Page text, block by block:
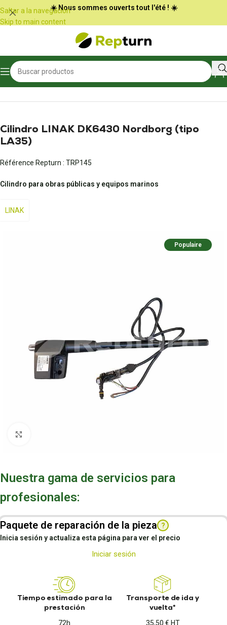
Panel de gestión de cookies
Saltar a la navegación
Skip to main content
☀️ Nous sommes ouverts tout l'été ! ☀️
Inicio/Obras públicas y manipulación Otros equipos de obras públicas
Cilindro LINAK DK6430 Nordborg (tipo
LA35)
Référence Repturn : TRP145
Cilindro para obras públicas y equipos marinos
LINAK
Populaire
Nuestra gama de servicios para
profesionales:
Paquete de reparación de la pieza ?
Inicia sesión y actualiza esta página para ver el precio
Iniciar sesión
Tiempo estimado para la
prestación
72h
Transporte de ida y
vuelta*
35,50 € HT